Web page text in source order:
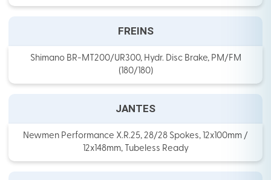
FREINS
Shimano BR-MT200/UR300, Hydr. Disc Brake, PM/FM
(180/180)
JANTES
Newmen Performance X.R.25, 28/28 Spokes, 12x100mm /
12x148mm, Tubeless Ready